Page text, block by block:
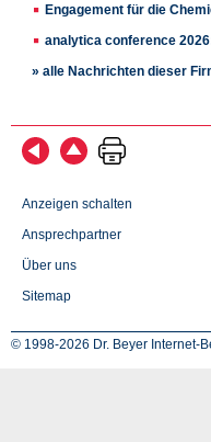
Engagement für die
analytica conference
» alle Nachrichten dieser
Anzeigen schalten
Ansprechpartner
Über uns
Sitemap
© 1998-2026 Dr. Beyer Internet-